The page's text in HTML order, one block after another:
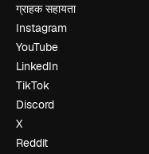
ग्राहक सहायता
Instagram
YouTube
LinkedIn
TikTok
Discord
X
Reddit